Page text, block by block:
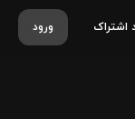
ورود اشتراک